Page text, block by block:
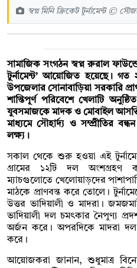
স্বপ্ন মিনি ক্রিকেট টুর্নামেন্ট ©
সামাজিক সংগঠন স্বপ্ন রুরাল
টুর্নামেন্ট’ আয়োজিত হয়েছে। গত
উপজেলার সোনাবাড়িয়া সরকারি
শান্তিপূর্ণ পরিবেশে খেলাটি
যুবসমাজকে মাদক ও মোবাইল
মাধ্যমে সৌহার্দ্য ও সম্প্রীতির
লক্ষ্য।
সকাল থেকে শুরু হওয়া এই
গ্রামের ১২টি দল অংশগ্রহণ
ম্যাচগুলোতে খেলোয়াড়দের
মাঠকে প্রাণবন্ত করে তোলে।
উত্তর ভাদিয়ালী ও মাদরা।
ভাদিয়ালী দল চমৎকার নৈপুণ্য
অর্জন করে। অপরদিকে মাদরা
করে।
আয়োজকরা জানান, শুধুমাত্র